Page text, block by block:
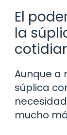
El
la
Aunque a
súplica
mucho